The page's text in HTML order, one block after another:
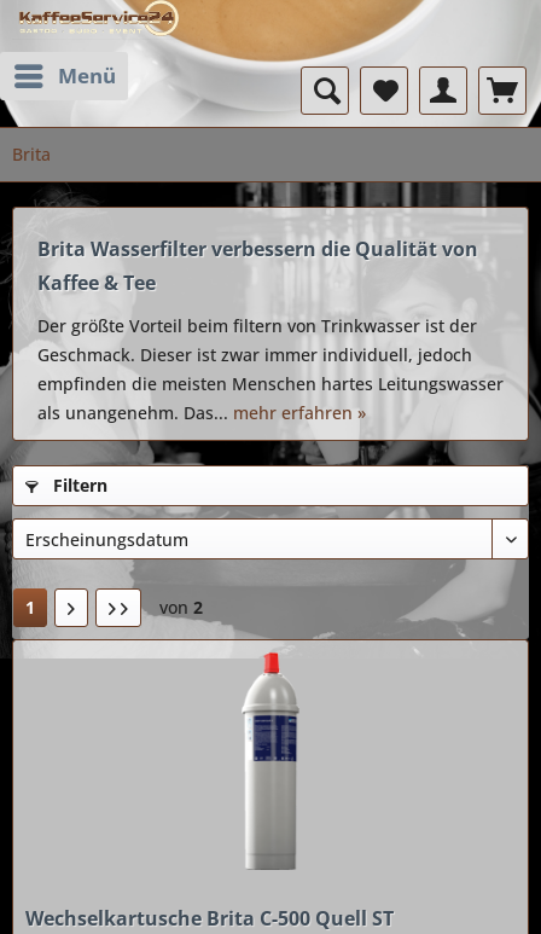
Menü
Brita
Brita Wasserfilter verbessern die Qualität von
Kaffee & Tee
Der größte Vorteil beim filtern von Trinkwasser ist der
Geschmack. Dieser ist zwar immer individuell, jedoch
empfinden die meisten Menschen hartes Leitungswasser
als unangenehm. Das... mehr erfahren »
Filtern
1 von 2
Wechselkartusche Brita C-500 Quell ST